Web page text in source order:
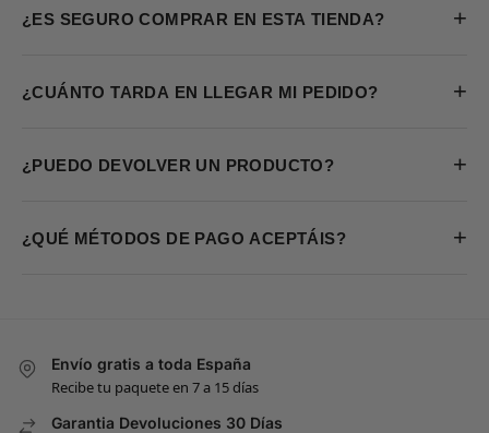
¿ES SEGURO COMPRAR EN ESTA TIENDA? +
¿CUÁNTO TARDA EN LLEGAR MI PEDIDO? +
¿PUEDO DEVOLVER UN PRODUCTO? +
¿QUÉ MÉTODOS DE PAGO ACEPTÁIS? +
Envío gratis a toda España
Recibe tu paquete en 7 a 15 días
Garantia Devoluciones 30 Días